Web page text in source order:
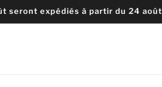
seront expédiés à partir du 24 août